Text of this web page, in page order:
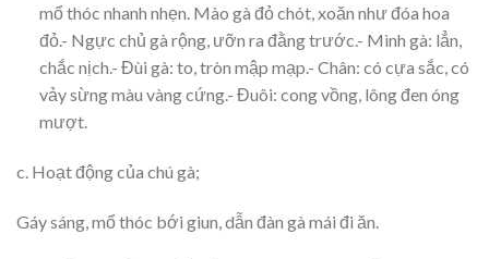
mổ thóc nhanh nhẹn. Mào gà đỏ chót, xoăn như đóa hoa
đỏ.- Ngực chủ gà rộng, ưỡn ra đằng trước.- Mình gà: lẳn,
chắc nịch.- Đùi gà: to, tròn mập mạp.- Chân: có cựa sắc, có
vảy sừng màu vàng cứng.- Đuôi: cong vồng, lông đen óng
mượt.
c. Hoạt động của chú gà;
Gáy sáng, mổ thóc bới giun, dẫn đàn gà mái đi ăn.